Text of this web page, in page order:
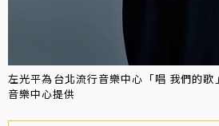
左光平為台北流行音樂中心「唱 我們的
音樂中心提供